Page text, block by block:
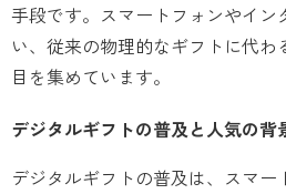
手段です。スマートフォンやイン
い、従来の物理的なギフトに代
目を集めています。
デジタルギフトの普及と人気の背
デジタルギフトの普及は、スマー